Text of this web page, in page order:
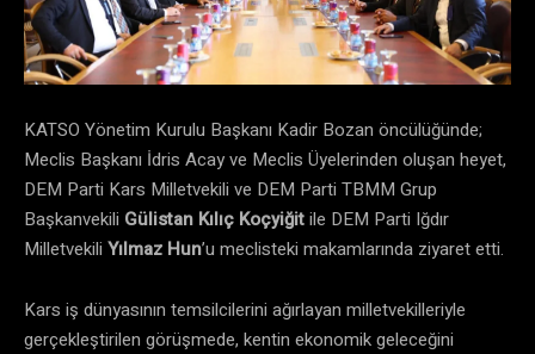
​KATSO Yönetim Kurulu Başkanı Kadir Bozan öncülüğünde;
Meclis Başkanı İdris Acay ve Meclis Üyelerinden oluşan heyet,
DEM Parti Kars Milletvekili ve DEM Parti TBMM Grup
Başkanvekili Gülistan Kılıç Koçyiğitile DEM Parti Iğdır
Milletvekili Yılmaz Hun’u meclisteki makamlarında ziyaret etti.
​Kars iş dünyasının temsilcilerini ağırlayan milletvekilleriyle
gerçekleştirilen görüşmede, kentin ekonomik geleceğini